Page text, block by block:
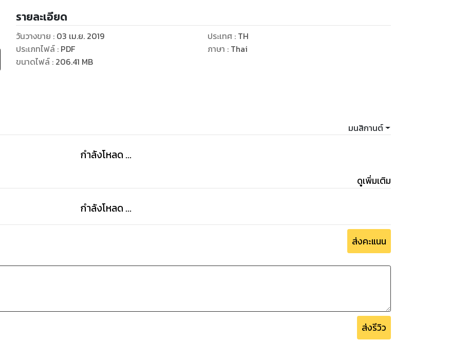
*****
....ขิง ยิ่งแก่มันยิ่งแรง
กระแทกคำพูดแล้วเขาก็หันตัวเดินเข้าไปในห้องทำงาน ปล่อยให้หญิงสาวยืนงุนงงกับอารมณ์ขึ้นๆ ลงๆ ของ
“คนบ้า อยู่ดีๆ มาว่าผมเราเหมือนหางจิ้งจก...ชิ!”
****
โหลดตัวอย่างอ่านก่อนเลยคร่า :D
*หมายเหตุ จำนวนหน้าหนังสือลดลง เพราะมีการจัดหน้าใหม่ให้สวยงามขึ้นเหมือนกับรูปเล่มที่ตีพิมพ์ค่ะ แต่
รายละเอียด
วันวางขาย : 03 เม.ย. 2019
ประเภทไฟล์: PDF
ขนาดไฟล์: 206.41 MB
ประเทศ : TH
ภาษา : Thai
มนสิกานต์
กำลังโหลด ...
ดูเพิ่มเติม
กำลังโหลด ...
ส่งคะแนน
ส่งรีวิว